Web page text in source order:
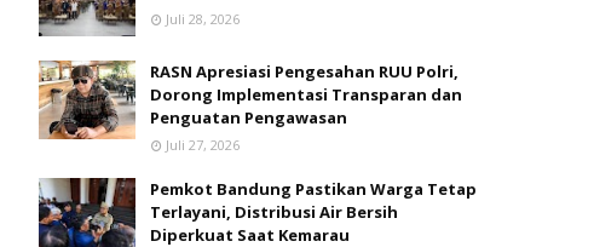
Juli 28, 2026
RASN Apresiasi Pengesahan RUU Polri,
Dorong Implementasi Transparan dan
Penguatan Pengawasan
Juli 27, 2026
Pemkot Bandung Pastikan Warga Tetap
Terlayani, Distribusi Air Bersih
Diperkuat Saat Kemarau